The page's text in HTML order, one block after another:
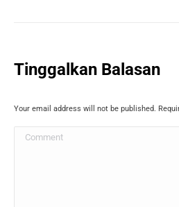
Tinggalkan Balasan
Your email address will not be published.
Comment